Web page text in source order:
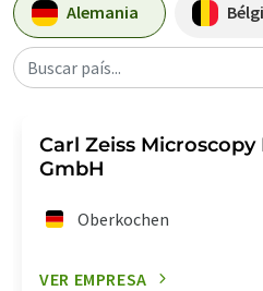
Alemania
Buscar país...
Carl Zeiss
GmbH
Oberkochen
VER EMPRESA